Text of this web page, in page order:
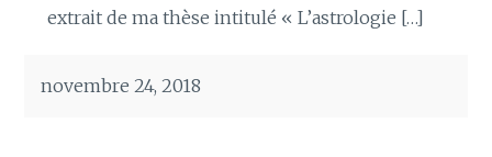
extrait de ma thèse intitulé « L’astrologie […]
novembre 24, 2018